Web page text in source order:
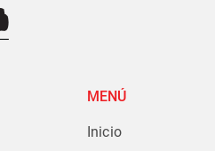
MENÚ
Inicio